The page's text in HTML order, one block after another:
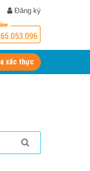
Đăng ký
xác thực